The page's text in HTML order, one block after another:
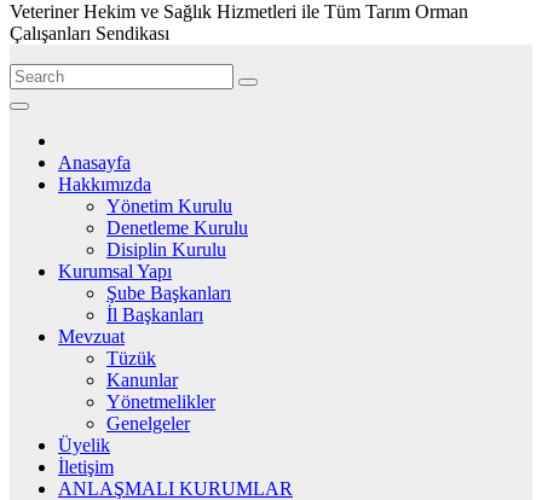
Veteriner Hekim ve Sağlık Hizmetleri ile Tüm Tarım Orman
Çalışanları Sendikası
Anasayfa
Hakkımızda
Yönetim Kurulu
Denetleme Kurulu
Disiplin Kurulu
Kurumsal Yapı
Şube Başkanları
İl Başkanları
Mevzuat
Tüzük
Kanunlar
Yönetmelikler
Genelgeler
Üyelik
İletişim
ANLAŞMALI KURUMLAR